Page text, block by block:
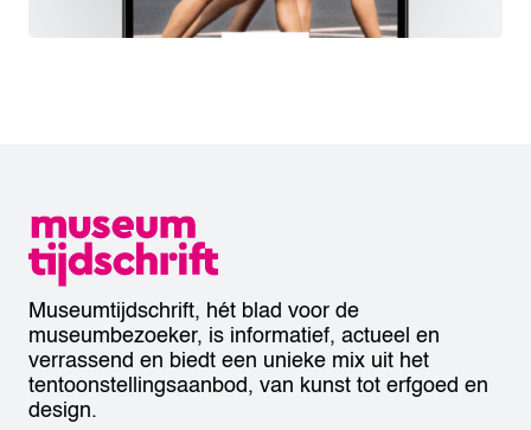
Museumtijdschrift, hét blad voor de
museumbezoeker, is informatief, actueel en
verrassend en biedt een unieke mix uit het
tentoonstellingsaanbod, van kunst tot erfgoed en
design.